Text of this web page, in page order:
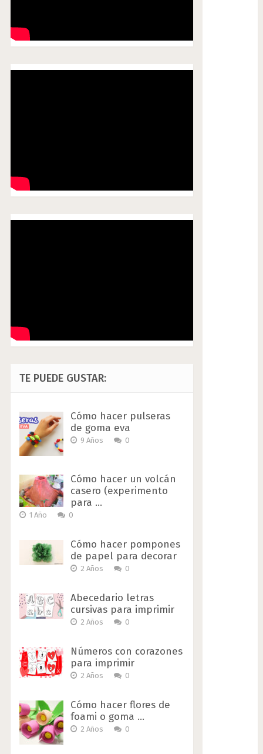
TE PUEDE GUSTAR:
Cómo hacer pulseras
de goma eva
9 Años 0
Cómo hacer un volcán
casero (experimento
para …
1 Año 0
Cómo hacer pompones
de papel para decorar
2 Años 0
Abecedario letras
cursivas para imprimir
2 Años 0
Números con corazones
para imprimir
2 Años 0
Cómo hacer flores de
foami o goma …
2 Años 0